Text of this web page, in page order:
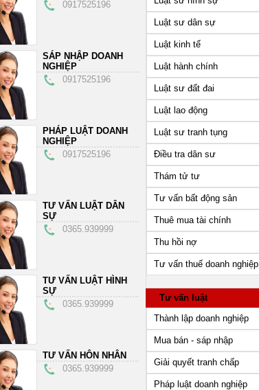
0917525196
SÁP NHẬP DOANH
NGHIỆP
0917525196
PHÁP LUẬT DOANH
NGHIỆP
0917525196
TƯ VẤN LUẬT DÂN
SỰ
0365.939999
TƯ VẤN LUẬT HÌNH
SỰ
0365.939999
TƯ VẤN HÔN NHÂN
0365.939999
Luật sư dân sự
Luật kinh tế
Luật hành chính
Luật sư đất đai
Luật lao động
Luật sư tranh tụng
Điều tra dân sư
Thám tử tư
Tư vấn bất động sản
Thuê mua tài chính
Thu hồi nợ
Tư vấn thuế doanh nghiệp
Tư vấn luật
Thành lập doanh nghiệp
Mua bán - sáp nhập
Giải quyết tranh chấp
Pháp luật doanh nghiệp